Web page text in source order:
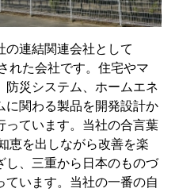
の連結関連会社として
れた会社です。住宅やマ
防災システム、ホームエネ
に関わる製品を開発設計か
っています。当社の合言葉
恵を出しながら改善を楽
し、三重から日本のものづ
ています。当社の一番の自